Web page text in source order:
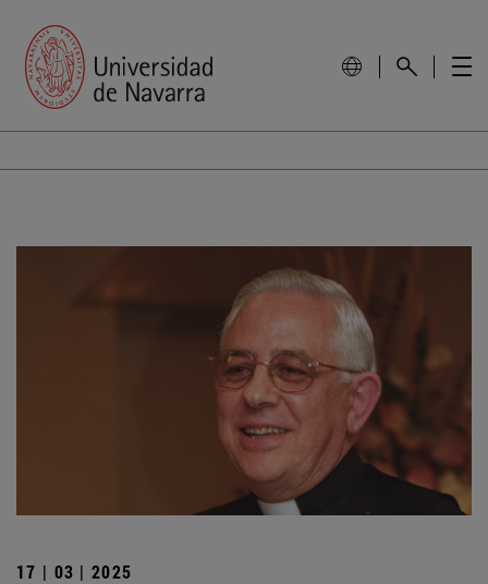
17 | 03 | 2025